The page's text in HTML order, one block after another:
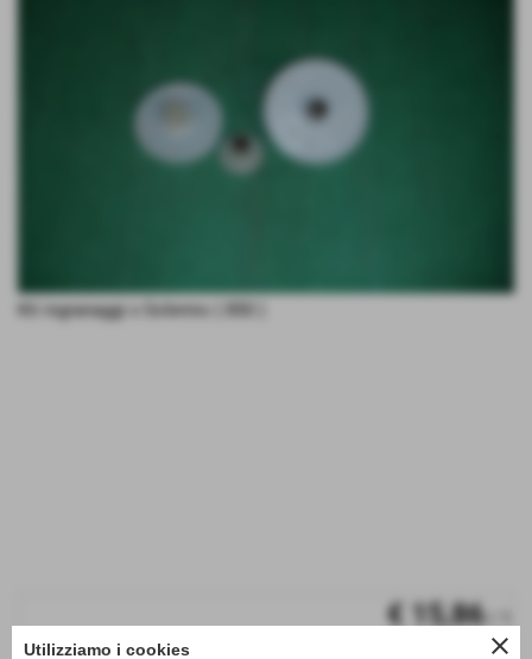
Kit ingranaggi x Solemio ( 850 )
€ 15,86
iva inc.
close
Utilizziamo i cookies